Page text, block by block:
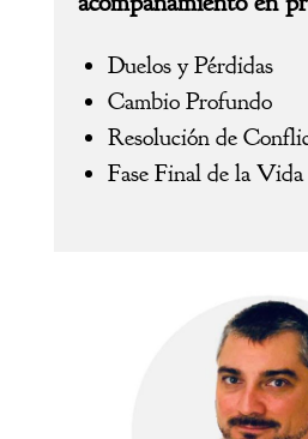
Duelos y Pérdidas
Cambio Profundo
Resolución de
Fase Final de la Vida